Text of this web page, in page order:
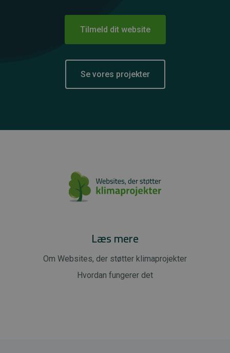
Tilmeld dit website
Se vores projekter
Læs mere
Om Websites, der støtter klimaprojekter
Hvordan fungerer det